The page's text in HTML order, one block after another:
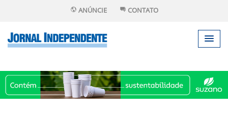
ANÚNCIE CONTATO